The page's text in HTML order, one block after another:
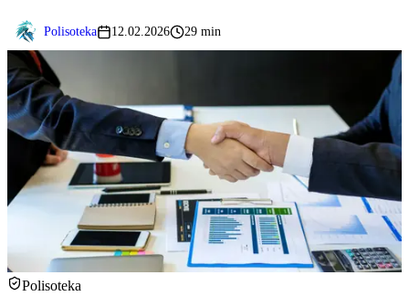
Polisoteka 12.02.2026 29 min
Polisoteka